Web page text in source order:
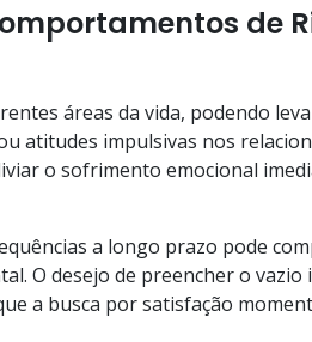
de
áreas da vida, podendo
atitudes impulsivas nos
o sofrimento emocional
a longo prazo pode
O desejo de preencher o
a busca por satisfação